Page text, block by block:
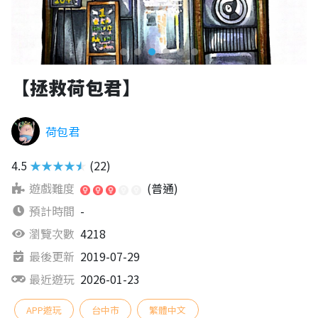
【拯救荷包君】
荷包君
4.5 ★★★★★ (22)
遊戲難度
(普通)
預計時間 -
瀏覽次數 4218
最後更新 2019-07-29
最近遊玩 2026-01-23
APP遊玩 台中市 繁體中文